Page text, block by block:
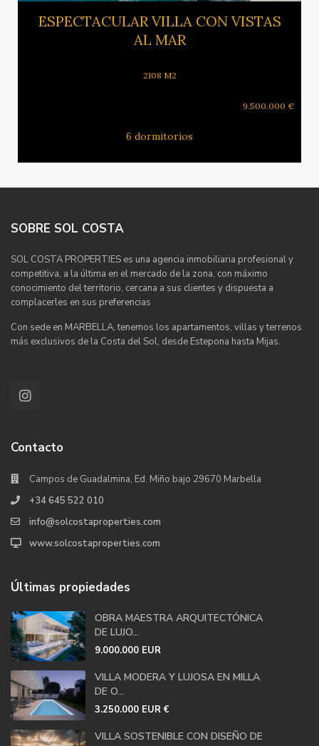
Ver más
ESPECTACULAR VILLA CON VISTAS
AL MAR
2108 M2
9.500.000 €
6 dormitorios
SOBRE SOL COSTA
SOL COSTA PROPERTIES es una agencia inmobiliaria profesional y
competitiva, a la última en el mercado de la zona, con máximo
conocimiento del territorio, cercana a sus clientes y dispuesta a
complacerles en sus preferencias
Con sede en MARBELLA, tenemos los apartamentos, villas y terrenos
más exclusivos de la Costa del Sol, desde Estepona hasta Mijas.
Contacto
Campos de Guadalmina, Ed. Miño bajo 29670 Marbella
+34 645 522 010
info@solcostaproperties.com
www.solcostaproperties.com
Últimas propiedades
OBRA MAESTRA ARQUITECTÓNICA
DE LUJO...
9.000.000 EUR
VILLA MODERA Y LUJOSA EN MILLA
DE O...
3.250.000 EUR €
VILLA SOSTENIBLE CON DISEÑO DE